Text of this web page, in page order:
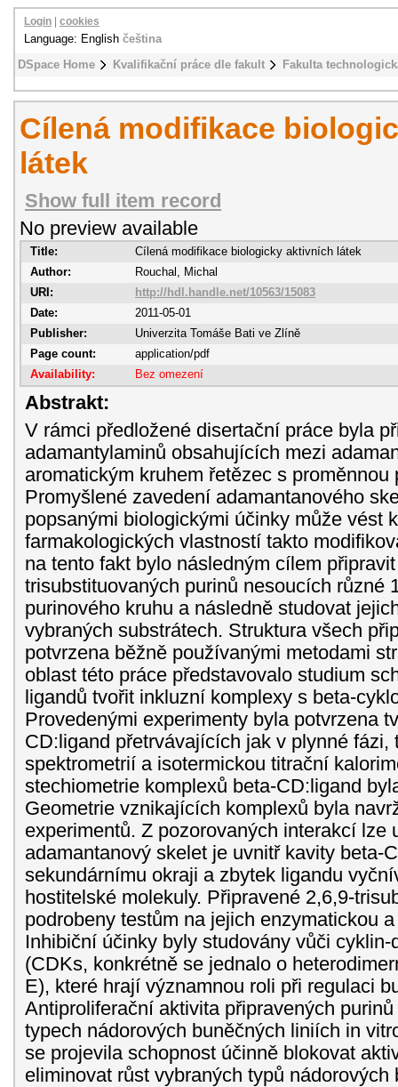
DSpace Home Kvalifikační práce dle fakult Fakulta
Login cookies
Language: English čeština
Cílená modifikace
látek
Show full item record
No preview available
Title:
Cílená modifikace biologicky aktivních látek
Author:
Rouchal, Michal
URI:
http://hdl.handle.net/10563/15083
Date:
2011-05-01
Publisher:
Univerzita Tomáše Bati ve Zlíně
Page count:
application/pdf
Availability:
Bez omezení
Abstrakt:
V rámci předložené disertační práce byla
adamantylaminů obsahujících mezi
aromatickým kruhem řetězec s proměnnou
Promyšlené zavedení adamantanového
popsanými biologickými účinky může vést
farmakologických vlastností takto
na tento fakt bylo následným cílem
trisubstituovaných purinů nesoucích různé
purinového kruhu a následně studovat
vybraných substrátech. Struktura všech
potvrzena běžně používanými metodami
oblast této práce představovalo studium
ligandů tvořit inkluzní komplexy s beta-
Provedenými experimenty byla potvrzena
CD:ligand přetrvávajících jak v plynné fázi,
spektrometrií a isotermickou titrační
stechiometrie komplexů beta-CD:ligand
Geometrie vznikajících komplexů byla
experimentů. Z pozorovaných interakcí lze
adamantanový skelet je uvnitř kavity beta-
sekundárnímu okraji a zbytek ligandu
hostitelské molekuly. Připravené 2,6,9-
podrobeny testům na jejich enzymatickou
Inhibiční účinky byly studovány vůči
(CDKs, konkrétně se jednalo o
E), které hrají významnou roli při regulaci
Antiproliferační aktivita připravených
typech nádorových buněčných liniích in
se projevila schopnost účinně blokovat
eliminovat růst vybraných typů nádorových